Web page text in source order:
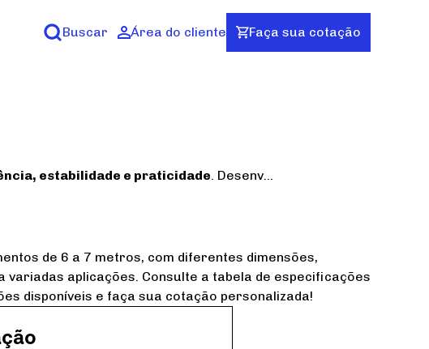
Buscar Área do cliente Faça sua cotação
estabilidade e praticidade. Desenv...
de 6 a 7 metros, com diferentes dimensões,
variadas aplicações. Consulte a tabela de especificações
disponíveis e faça sua cotação personalizada!